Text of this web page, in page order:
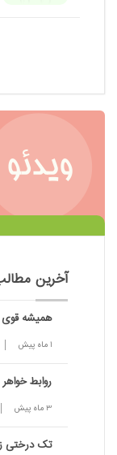
آخرین
همیشه قوی
1 ماه پیش
روابط
3 ماه پیش
تک درختی